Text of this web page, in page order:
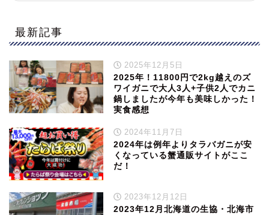
最新記事
2025年12月5日
2025年！11800円で2kg越えのズ
ワイガニで大人3人+子供2人でカニ
鍋しましたが今年も美味しかった！
実食感想
2024年11月7日
2024年は例年よりタラバガニが安
くなっている蟹通販サイトがここ
だ！
2023年12月12日
2023年12月北海道の生協・北海市